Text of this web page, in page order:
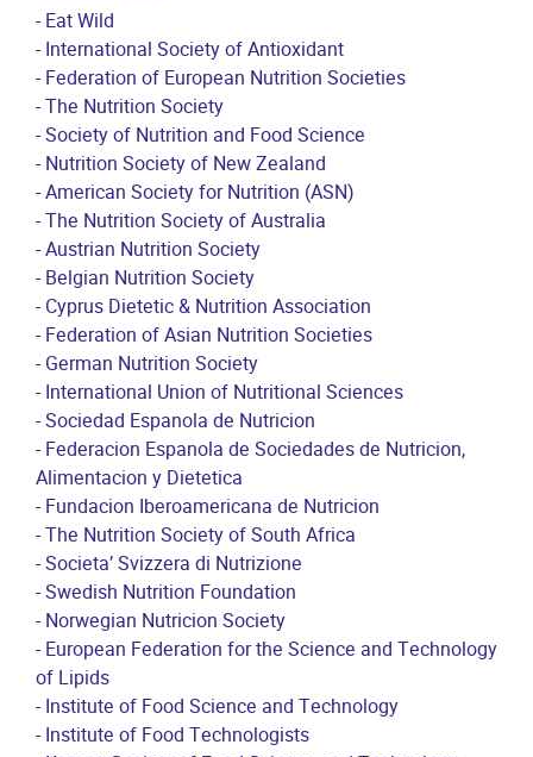
- Eat Wild
- International Society of Antioxidant
- Federation of European Nutrition Societies
- The Nutrition Society
- Society of Nutrition and Food Science
- Nutrition Society of New Zealand
- American Society for Nutrition (ASN)
- The Nutrition Society of Australia
- Austrian Nutrition Society
- Belgian Nutrition Society
- Cyprus Dietetic & Nutrition Association
- Federation of Asian Nutrition Societies
- German Nutrition Society
- International Union of Nutritional Sciences
- Sociedad Espanola de Nutricion
- Federacion Espanola de Sociedades de Nutricion,
Alimentacion y Dietetica
- Fundacion Iberoamericana de Nutricion
- The Nutrition Society of South Africa
- Societa’ Svizzera di Nutrizione
- Swedish Nutrition Foundation
- Norwegian Nutricion Society
- European Federation for the Science and Technology
of Lipids
- Institute of Food Science and Technology
- Institute of Food Technologists